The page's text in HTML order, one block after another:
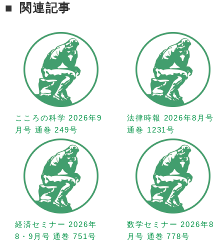
関連記事
こころの科学 2026年9
月号 通巻 249号
法律時報 2026年8月号
通巻 1231号
経済セミナー 2026年
8・9月号 通巻 751号
数学セミナー 2026年8
月号 通巻 778号